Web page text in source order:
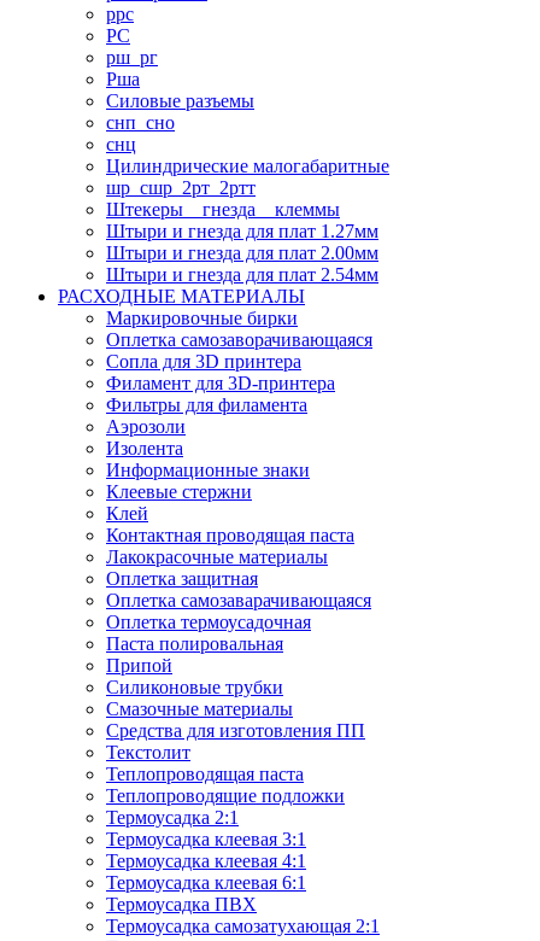
ррс
РС
рш_рг
Рша
Силовые разъемы
снп_сно
снц
Цилиндрические малогабаритные
шр_сшр_2рт_2ртт
Штекеры _ гнезда _ клеммы
Штыри и гнезда для плат 1.27мм
Штыри и гнезда для плат 2.00мм
Штыри и гнезда для плат 2.54мм
РАСХОДНЫЕ МАТЕРИАЛЫ
Маркировочные бирки
Оплетка самозаворачивающаяся
Сопла для 3D принтера
Филамент для 3D-принтера
Фильтры для филамента
Аэрозоли
Изолента
Информационные знаки
Клеевые стержни
Клей
Контактная проводящая паста
Лакокрасочные материалы
Оплетка защитная
Оплетка самозаварачивающаяся
Оплетка термоусадочная
Паста полировальная
Припой
Силиконовые трубки
Смазочные материалы
Средства для изготовления ПП
Текстолит
Теплопроводящая паста
Теплопроводящие подложки
Термоусадка 2:1
Термоусадка клеевая 3:1
Термоусадка клеевая 4:1
Термоусадка клеевая 6:1
Термоусадка ПВХ
Термоусадка самозатухающая 2:1